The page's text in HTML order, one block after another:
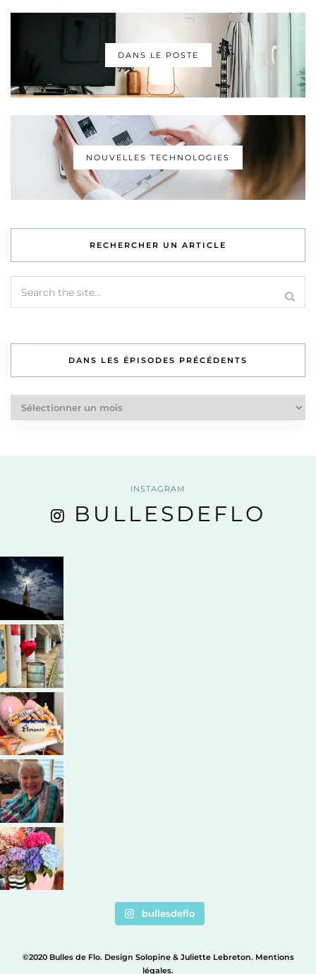
DANS LE POSTE
NOUVELLES TECHNOLOGIES
RECHERCHER UN ARTICLE
DANS LES ÉPISODES PRÉCÉDENTS
Dans
les
INSTAGRAM
BULLESDEFLO
bullesdeflo
©2020 Bulles de Flo. Design Solopine& Juliette Lebreton. Mentions
légales.